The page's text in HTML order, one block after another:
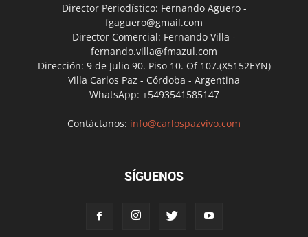
Director Periodístico: Fernando Agüero -
fgaguero@gmail.com
Director Comercial: Fernando Villa -
fernando.villa@fmazul.com
Dirección: 9 de Julio 90. Piso 10. Of 107.(X5152EYN)
Villa Carlos Paz - Córdoba - Argentina
WhatsApp: +5493541585147
Contáctanos: info@carlospazvivo.com
SÍGUENOS